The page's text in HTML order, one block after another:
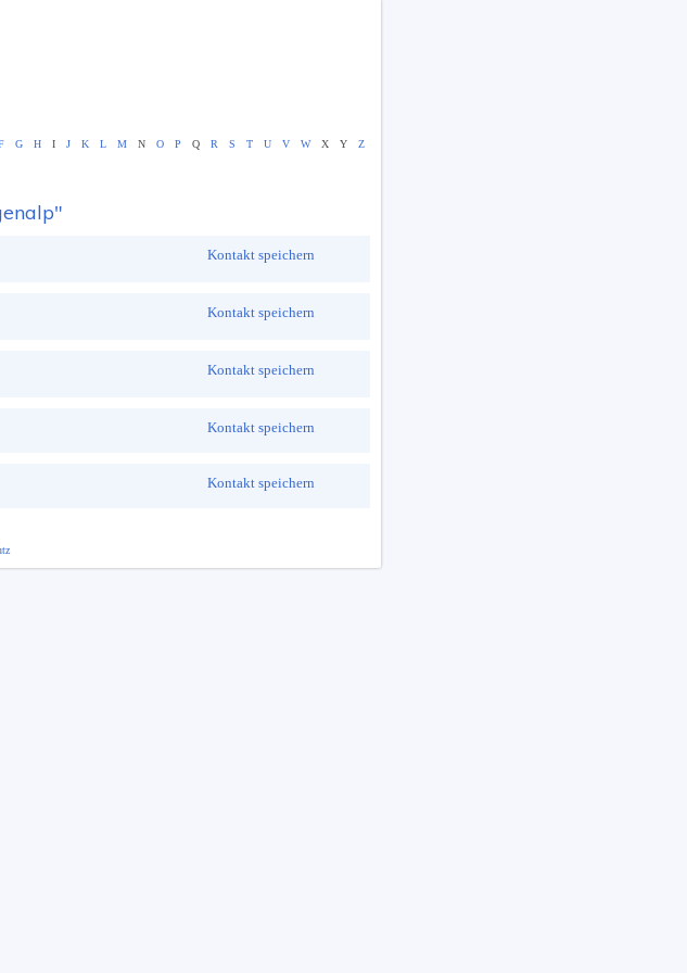
G H I J K L M N O P Q R S T U V W X Y Z
Kontakt speichern
Kontakt speichern
Kontakt speichern
Kontakt speichern
Kontakt speichern